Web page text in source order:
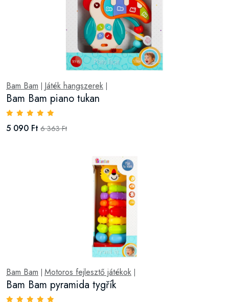
Bam Bam Játék hangszerek
Bam Bam piano tukan
5 090 Ft 6 363 Ft
Bam Bam Motoros fejlesztő játékok
Bam Bam pyramida tygřík